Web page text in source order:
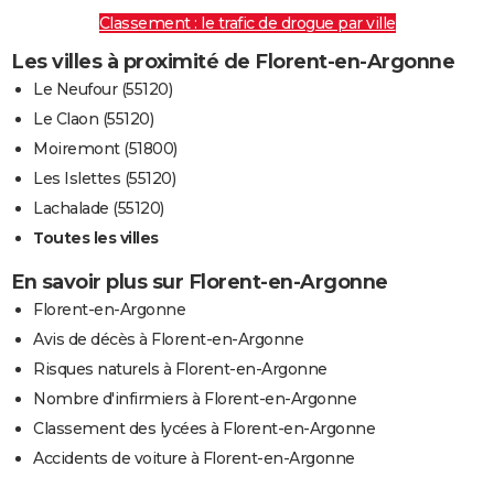
Classement : le trafic de drogue par ville
Les villes à proximité de Florent-en-Argonne
Le Neufour (55120)
Le Claon (55120)
Moiremont (51800)
Les Islettes (55120)
Lachalade (55120)
Toutes les villes
En savoir plus sur Florent-en-Argonne
Florent-en-Argonne
Avis de décès à Florent-en-Argonne
Risques naturels à Florent-en-Argonne
Nombre d'infirmiers à Florent-en-Argonne
Classement des lycées à Florent-en-Argonne
Accidents de voiture à Florent-en-Argonne